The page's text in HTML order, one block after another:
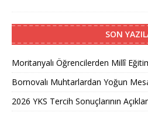
SON
Moritanyalı Öğrencilerden Millî
Bornovalı Muhtarlardan Yoğun
2026 YKS Tercih Sonuçlarının